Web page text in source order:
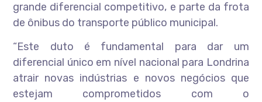
grande diferencial competitivo, e parte da frota
de ônibus do transporte público municipal.
“Este duto é fundamental para dar um
diferencial único em nível nacional para Londrina
atrair novas indústrias e novos negócios que
estejam comprometidos com o